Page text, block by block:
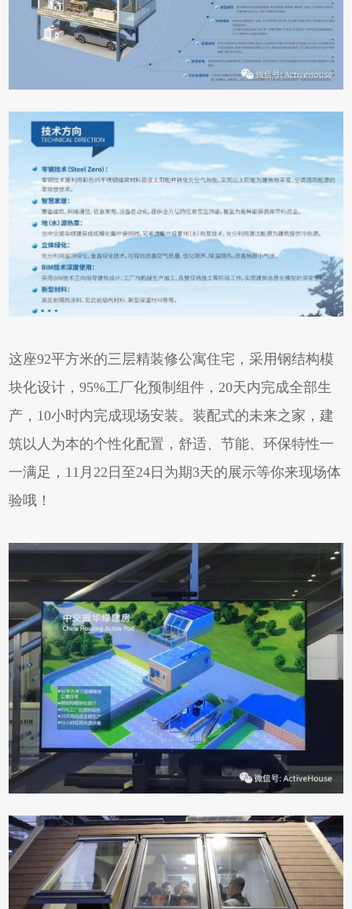
这座92平方米的三层精装修公寓住宅，采用钢结构模
块化设计，95%工厂化预制组件，20天内完成全部生
产，10小时内完成现场安装。装配式的未来之家，建
筑以人为本的个性化配置，舒适、节能、环保特性一
一满足，11月22日至24日为期3天的展示等你来现场体
验哦！